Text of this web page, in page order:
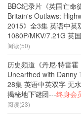
BBC纪录片《英国亡命
Britain's Outlaws:
2015》全3集 英语中英
1080P/MKV/7.21G 英
阅读(50)
历史频道《丹尼·特雷
Unearthed with Danny
28集 英语中英双字 无
揭秘地下谜团---终身会
阅读(23)